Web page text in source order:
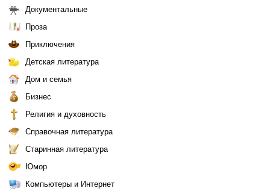
Документальные
Проза
Приключения
Детская литература
Дом и семья
Бизнес
Религия и духовность
Справочная литература
Старинная литература
Юмор
Компьютеры и Интернет